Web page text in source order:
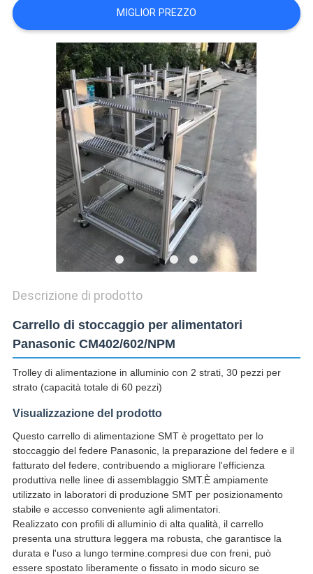
DEL
SITO
POLITICA
SULLA
PRIVACY
MIGLIOR PREZZO
Descrizione di prodotto
Carrello di stoccaggio per alimentatori
Panasonic CM402/602/NPM
Trolley di alimentazione in alluminio con 2 strati, 30 pezzi per
strato (capacità totale di 60 pezzi)
Visualizzazione del prodotto
Questo carrello di alimentazione SMT è progettato per lo
stoccaggio del federe Panasonic, la preparazione del federe e il
fatturato del federe, contribuendo a migliorare l'efficienza
produttiva nelle linee di assemblaggio SMT.È ampiamente
utilizzato in laboratori di produzione SMT per posizionamento
stabile e accesso conveniente agli alimentatori.
Realizzato con profili di alluminio di alta qualità, il carrello
presenta una struttura leggera ma robusta, che garantisce la
durata e l'uso a lungo termine.compresi due con freni, può
essere spostato liberamente o fissato in modo sicuro se